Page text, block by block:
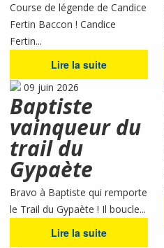
Course de légende de Candice
Fertin Baccon ! Candice
Fertin...
Lire la suite
09 juin 2026
Baptiste
vainqueur du
trail du
Gypaète
Bravo à Baptiste qui remporte
le Trail du Gypaète ! Il boucle...
Lire la suite